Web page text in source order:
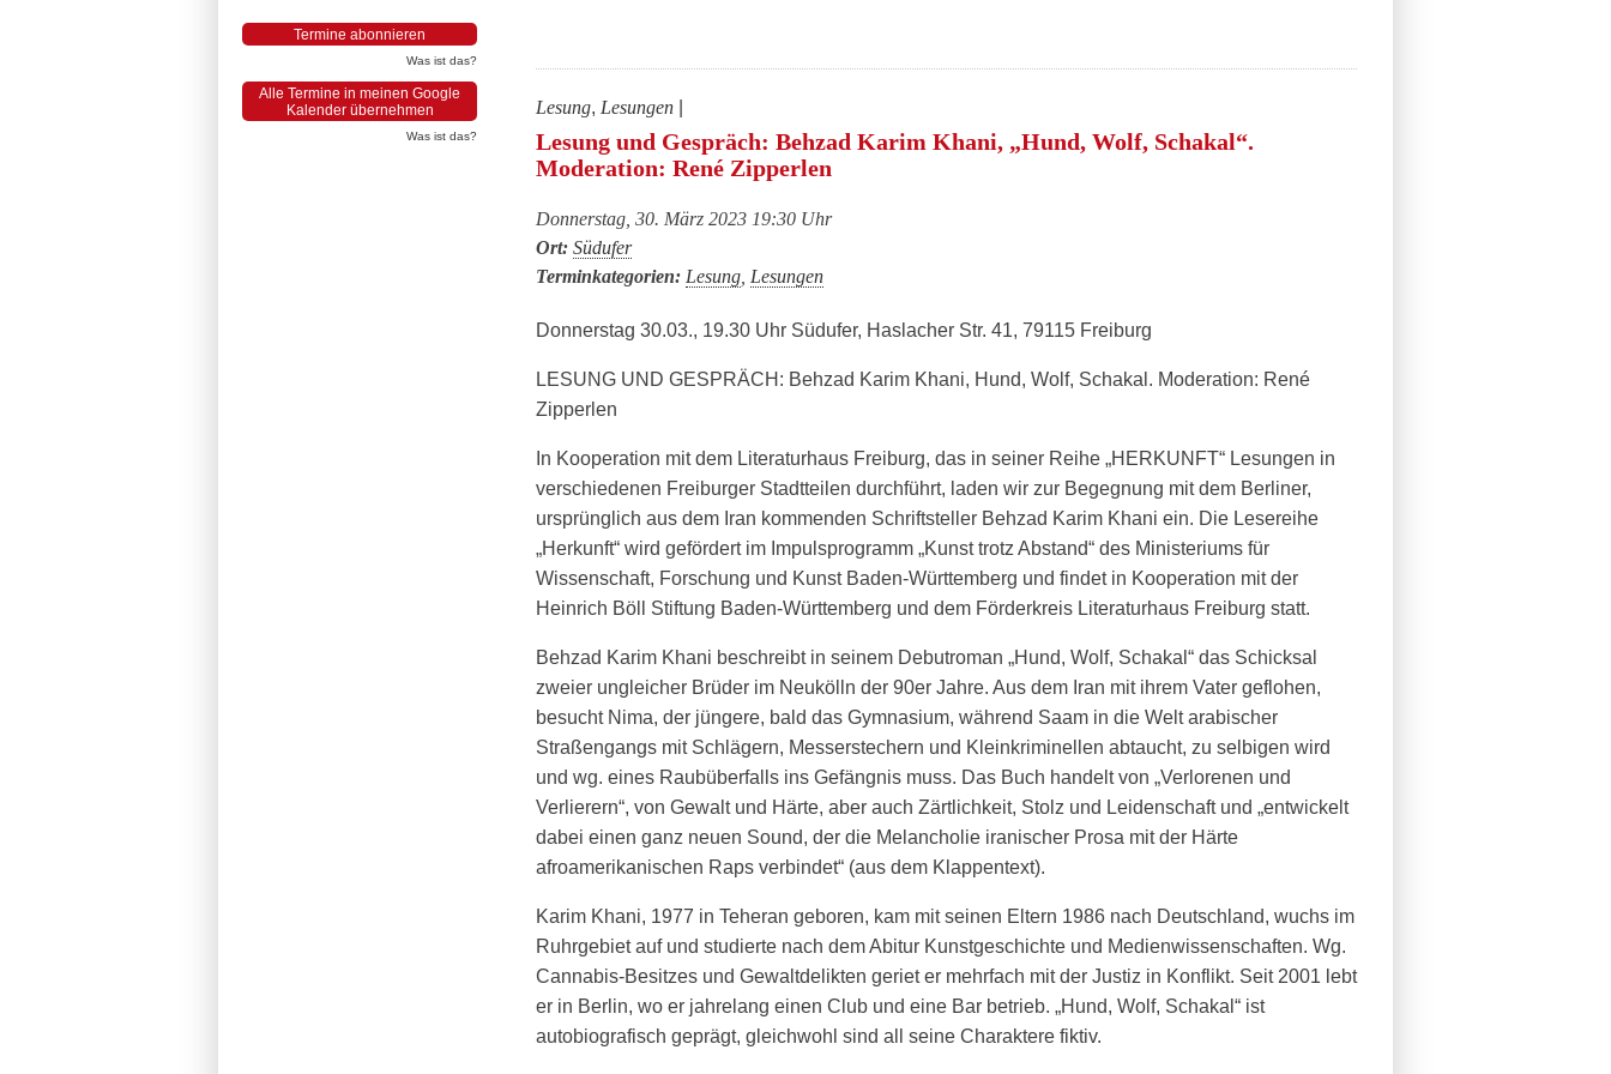
Lesung, Lesungen|
Lesung und Gespräch: Behzad Karim Khani, „Hund, Wolf, Schakal“.
Moderation: René Zipperlen
Donnerstag, 30. März 2023 19:30 Uhr
Ort: Südufer
Terminkategorien: Lesung, Lesungen
Donnerstag 30.03., 19.30 Uhr Südufer, Haslacher Str. 41, 79115 Freiburg
LESUNG UND GESPRÄCH: Behzad Karim Khani, Hund, Wolf, Schakal. Moderation: René
Zipperlen
In Kooperation mit dem Literaturhaus Freiburg, das in seiner Reihe „HERKUNFT“ Lesungen in
verschiedenen Freiburger Stadtteilen durchführt, laden wir zur Begegnung mit dem Berliner,
ursprünglich aus dem Iran kommenden Schriftsteller Behzad Karim Khani ein. Die Lesereihe
„Herkunft“ wird gefördert im Impulsprogramm „Kunst trotz Abstand“ des Ministeriums für
Wissenschaft, Forschung und Kunst Baden-Württemberg und findet in Kooperation mit der
Heinrich Böll Stiftung Baden-Württemberg und dem Förderkreis Literaturhaus Freiburg statt.
Behzad Karim Khani beschreibt in seinem Debutroman „Hund, Wolf, Schakal“ das Schicksal
zweier ungleicher Brüder im Neukölln der 90er Jahre. Aus dem Iran mit ihrem Vater geflohen,
besucht Nima, der jüngere, bald das Gymnasium, während Saam in die Welt arabischer
Straßengangs mit Schlägern, Messerstechern und Kleinkriminellen abtaucht, zu selbigen wird
und wg. eines Raubüberfalls ins Gefängnis muss. Das Buch handelt von „Verlorenen und
Verlierern“, von Gewalt und Härte, aber auch Zärtlichkeit, Stolz und Leidenschaft und „entwickelt
dabei einen ganz neuen Sound, der die Melancholie iranischer Prosa mit der Härte
afroamerikanischen Raps verbindet“ (aus dem Klappentext).
Karim Khani, 1977 in Teheran geboren, kam mit seinen Eltern 1986 nach Deutschland, wuchs im
Ruhrgebiet auf und studierte nach dem Abitur Kunstgeschichte und Medienwissenschaften. Wg.
Cannabis-Besitzes und Gewaltdelikten geriet er mehrfach mit der Justiz in Konflikt. Seit 2001 lebt
er in Berlin, wo er jahrelang einen Club und eine Bar betrieb. „Hund, Wolf, Schakal“ ist
autobiografisch geprägt, gleichwohl sind all seine Charaktere fiktiv.
Termine abonnieren
Was ist das?
Alle Termine in meinen Google
Kalender übernehmen
Was ist das?